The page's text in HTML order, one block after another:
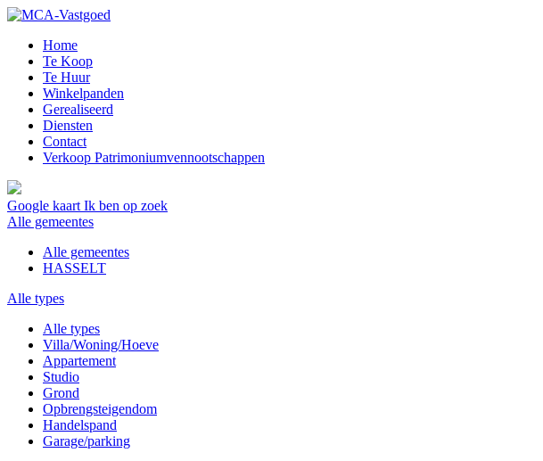
Home
Te Koop
Te Huur
Winkelpanden
Gerealiseerd
Diensten
Contact
Verkoop Patrimoniumvennootschappen
Google kaart Ik ben op zoek
Alle gemeentes
Alle gemeentes
HASSELT
Alle types
Alle types
Villa/Woning/Hoeve
Appartement
Studio
Grond
Opbrengsteigendom
Handelspand
Garage/parking